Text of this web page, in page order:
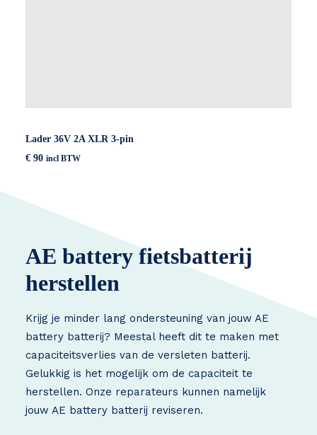
Lader 36V 2A XLR 3-pin
€ 90 incl BTW
AE battery fietsbatterij
herstellen
Krijg je minder lang ondersteuning van jouw AE
battery batterij? Meestal heeft dit te maken met
capaciteitsverlies van de versleten batterij.
Gelukkig is het mogelijk om de capaciteit te
herstellen. Onze reparateurs kunnen namelijk
jouw AE battery batterij reviseren.